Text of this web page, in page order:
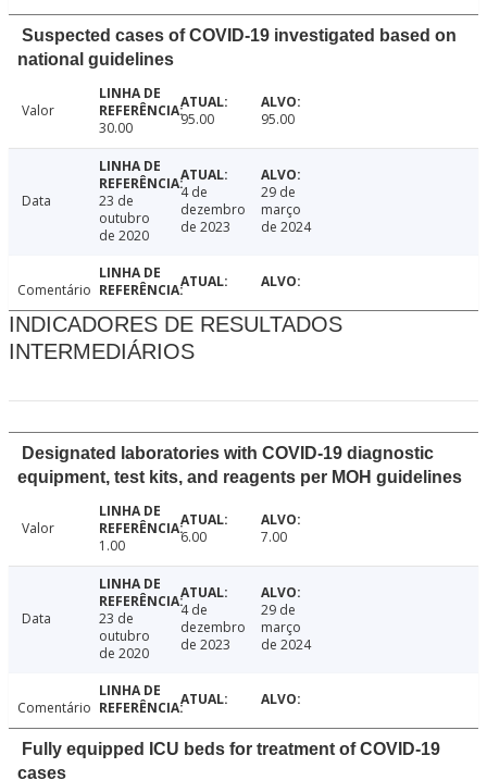
Suspected cases of COVID-19 investigated based on
national guidelines
Valor
30.00
95.00 95.00
Data
23 de
outubro
de 2020
4 de
dezembro
de 2023
29 de
março
de 2024
Comentário
INDICADORES DE RESULTADOS
INTERMEDIÁRIOS
Designated laboratories with COVID-19 diagnostic
equipment, test kits, and reagents per MOH guidelines
Valor
1.00
6.00 7.00
Data
23 de
outubro
de 2020
4 de
dezembro
de 2023
29 de
março
de 2024
Comentário
Fully equipped ICU beds for treatment of COVID-19
cases